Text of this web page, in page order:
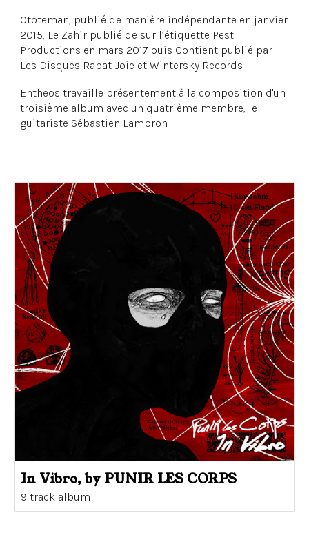
Ototeman, publié de manière indépendante en janvier
2015, Le Zahir publié de sur l’étiquette Pest
Productions en mars 2017 puis Contient publié par
Les Disques Rabat-Joie et Wintersky Records.
Entheos travaille présentement à la composition d'un
troisième album avec un quatrième membre, le
guitariste Sébastien Lampron
In Vibro, by PUNIR LES CORPS
9 track album